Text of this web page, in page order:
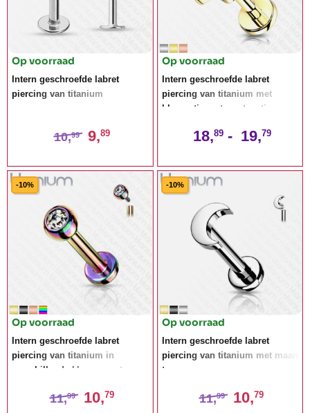
Op voorraad
Intern geschroefde labret
piercing van titanium
10,99 9,89
Op voorraad
Intern geschroefde labret
piercing van titanium met
bloemetje met cz-steentjes
18,89 - 19,79
-10%
Op voorraad
Intern geschroefde labret
piercing van titanium in
verschillende kleuren met
11,99 10,79
-10%
Op voorraad
Intern geschroefde labret
piercing van titanium met maan
top
11,99 10,79